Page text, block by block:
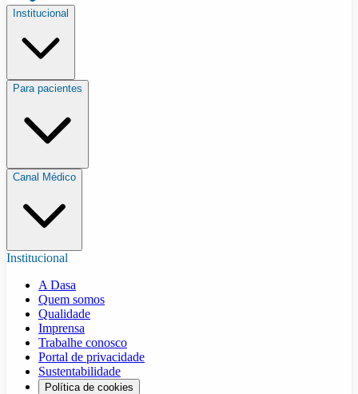
Institucional
Para pacientes
Canal Médico
Institucional
A Dasa
Quem somos
Qualidade
Imprensa
Trabalhe conosco
Portal de privacidade
Sustentabilidade
Política de cookies